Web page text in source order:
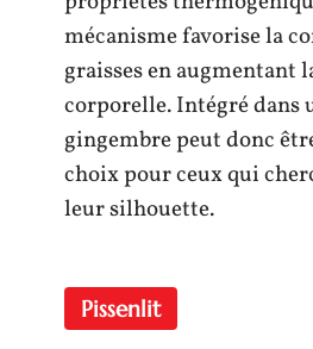
mécanisme favorise la
graisses en augmentant
corporelle. Intégré dans
gingembre peut donc
choix pour ceux qui
leur silhouette.
Pissenlit